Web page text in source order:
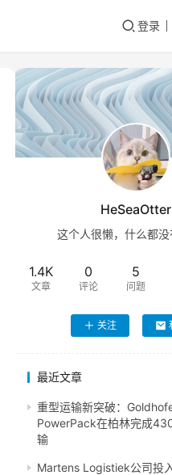
登录
HeSeaOtter
这个人很懒，什么都
1.4K
文章
0
评论
5
问题
关注
最近文章
重型运输新突破：
PowerPack在柏林完成
输
Martens Logistiek公司投